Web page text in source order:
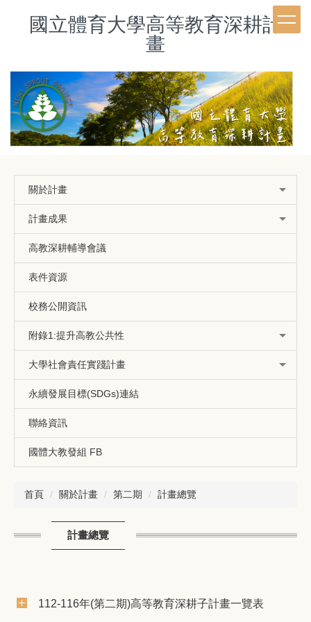
區
國立體育大學高等教育深耕計
畫
關於計畫
計畫成果
高教深耕輔導會議
表件資源
校務公開資訊
附錄1:提升高教公共性
大學社會責任實踐計畫
永續發展目標(SDGs)連結
聯絡資訊
國體大教發組 FB
首頁 關於計畫 第二期 計畫總覽
計畫總覽
112-116年(第二期)高等教育深耕子計畫一覽表